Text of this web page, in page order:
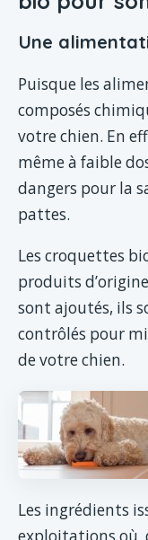
Une
Puisque les
composés
votre chien. En
même à faible
dangers pour la
pattes.
Les croquettes
produits
sont ajoutés, ils
contrôlés pour
de votre chien.
Les ingrédients